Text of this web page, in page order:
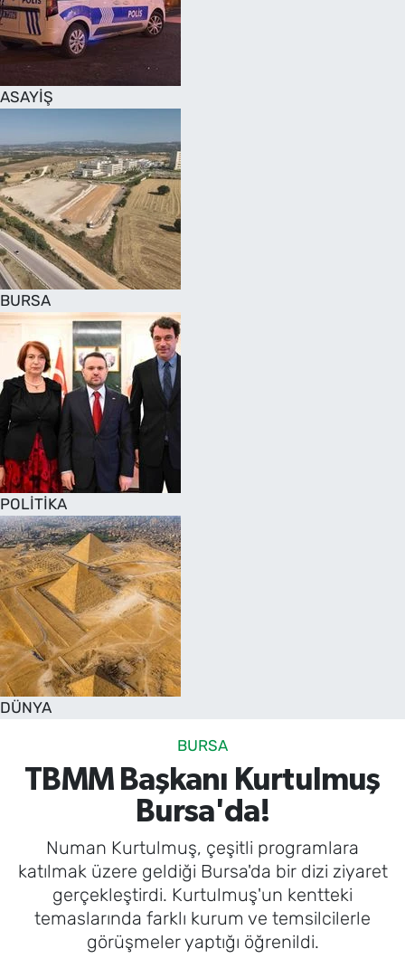
ASAYİŞ
BURSA
POLİTİKA
DÜNYA
BURSA
TBMM Başkanı Kurtulmuş
Bursa'da!
Numan Kurtulmuş, çeşitli programlara
katılmak üzere geldiği Bursa'da bir dizi ziyaret
gerçekleştirdi. Kurtulmuş'un kentteki
temaslarında farklı kurum ve temsilcilerle
görüşmeler yaptığı öğrenildi.
SAĞLIK
TV REHBERİ